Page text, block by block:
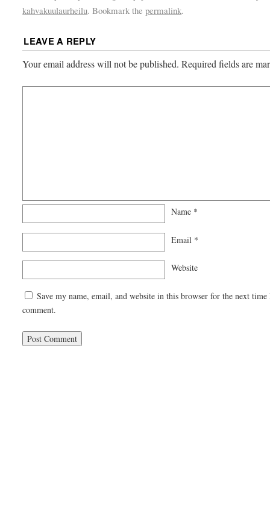
kahvakuulaurheilu. Bookmark thepermalink.
LEAVE A REPLY
Your email address will not be published. Required fields are
Name *
Email *
Website
Save my name, email, and website in this browser for the next
comment.